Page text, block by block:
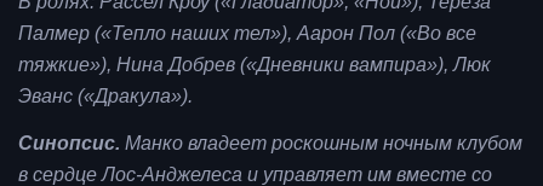
Палмер («Тепло наших тел»), Аарон Пол («Во все
тяжкие»), Нина Добрев («Дневники вампира»), Люк
Эванс («Дракула»).
Синопсис. Манко владеет роскошным ночным клубом
в сердце Лос-Анджелеса и управляет им вместе со